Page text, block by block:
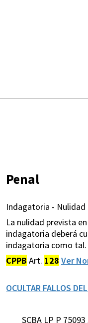
Penal
Indagatoria - Nulidad
La nulidad prevista
indagatoria deberá
indagatoria como tal.
CPPB Art. 128 Ver
OCULTAR FALLOS
SCBA LP P